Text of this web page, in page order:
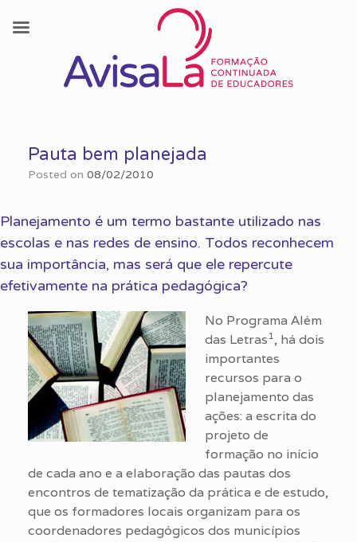
contentPauta bem planejada
Posted on 08/02/2010
Planejamento é um termo bastante utilizado nas
escolas e nas redes de ensino. Todos reconhecem
sua importância, mas será que ele repercute
efetivamente na prática pedagógica?
No Programa Além
das Letras 1 , há dois
importantes
recursos para o
planejamento das
ações: a escrita do
projeto de
formação no início
de cada ano e a elaboração das pautas dos
encontros de tematização da prática e de estudo,
que os formadores locais organizam para os
coordenadores pedagógicos dos municípios